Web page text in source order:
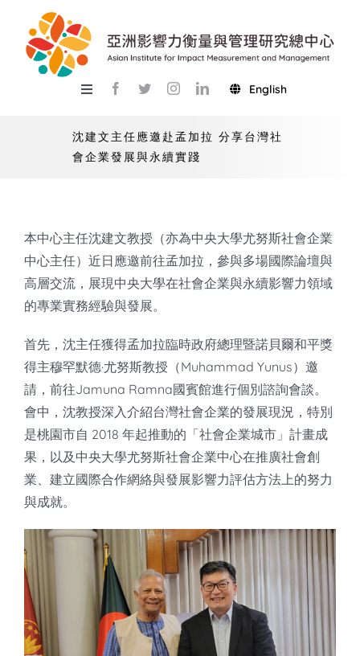
content
Toggle
教學
活動
知識庫
亞洲影響力管理評論
English
沈建文主任應邀赴孟加拉 分享台灣社
會企業發展與永續實踐
本中心主任沈建文教授（亦為中央大學尤努斯社會企業
中心主任）近日應邀前往孟加拉，參與多場國際論壇與
高層交流，展現中央大學在社會企業與永續影響力領域
的專業實務經驗與發展。
首先，沈主任獲得孟加拉臨時政府總理暨諾貝爾和平獎
得主穆罕默德·尤努斯教授（Muhammad Yunus）邀
請，前往Jamuna Ramna國賓館進行個別諮詢會談。
會中，沈教授深入介紹台灣社會企業的發展現況，特別
是桃園市自 2018 年起推動的「社會企業城市」計畫成
果，以及中央大學尤努斯社會企業中心在推廣社會創
業、建立國際合作網絡與發展影響力評估方法上的努力
與成就。